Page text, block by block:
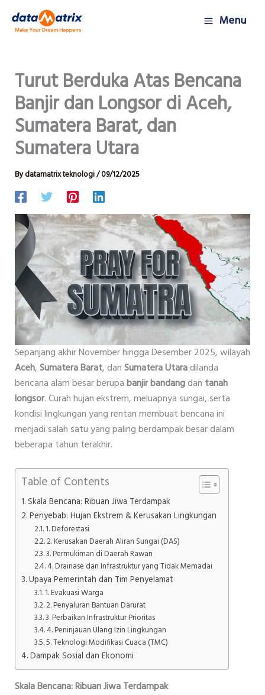
Menu
Turut Berduka Atas Bencana
Banjir dan Longsor di Aceh,
Sumatera Barat, dan
Sumatera Utara
Bydatamatrix teknologi/09/12/2025
Sepanjang akhir November hingga Desember 2025, wilayah
Aceh,Sumatera Barat, danSumatera Utaradilanda
bencana alam besar berupabanjir bandangdan tanah
longsor. Curah hujan ekstrem, meluapnya sungai, serta
kondisi lingkungan yang rentan membuat bencana ini
menjadi salah satu yang paling berdampak besar dalam
beberapa tahun terakhir.
Table of Contents
Skala Bencana: Ribuan Jiwa Terdampak
Penyebab: Hujan Ekstrem & Kerusakan Lingkungan
1. Deforestasi
2. Kerusakan Daerah Aliran Sungai (DAS)
3. Permukiman di Daerah Rawan
4. Drainase dan Infrastruktur yang Tidak Memadai
Upaya Pemerintah dan Tim Penyelamat
1. Evakuasi Warga
2. Penyaluran Bantuan Darurat
3. Perbaikan Infrastruktur Prioritas
4. Peninjauan Ulang Izin Lingkungan
5. Teknologi Modifikasi Cuaca (TMC)
Dampak Sosial dan Ekonomi
Skala Bencana: Ribuan Jiwa Terdampak